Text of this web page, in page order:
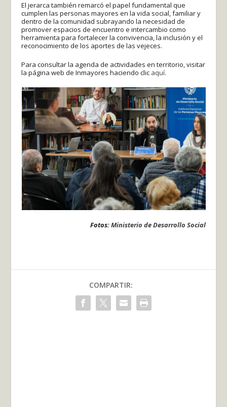
El jerarca también remarcó el papel fundamental que
cumplen las personas mayores en la vida social, familiar y
dentro de la comunidad subrayando la necesidad de
promover espacios de encuentro e intercambio como
herramienta para fortalecer la convivencia, la inclusión y el
reconocimiento de los aportes de las vejeces.
Para consultar la agenda de actividades en territorio, visitar
la página web de Inmayores haciendo clic aquí.
Fotos:Ministerio de Desarrollo Social
COMPARTIR: